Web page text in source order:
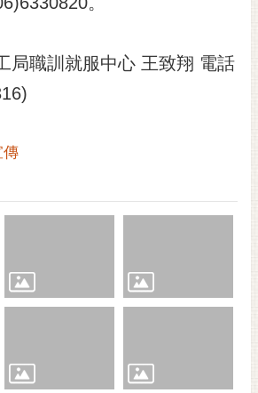
局職訓就服中心 王致翔 電話
傳